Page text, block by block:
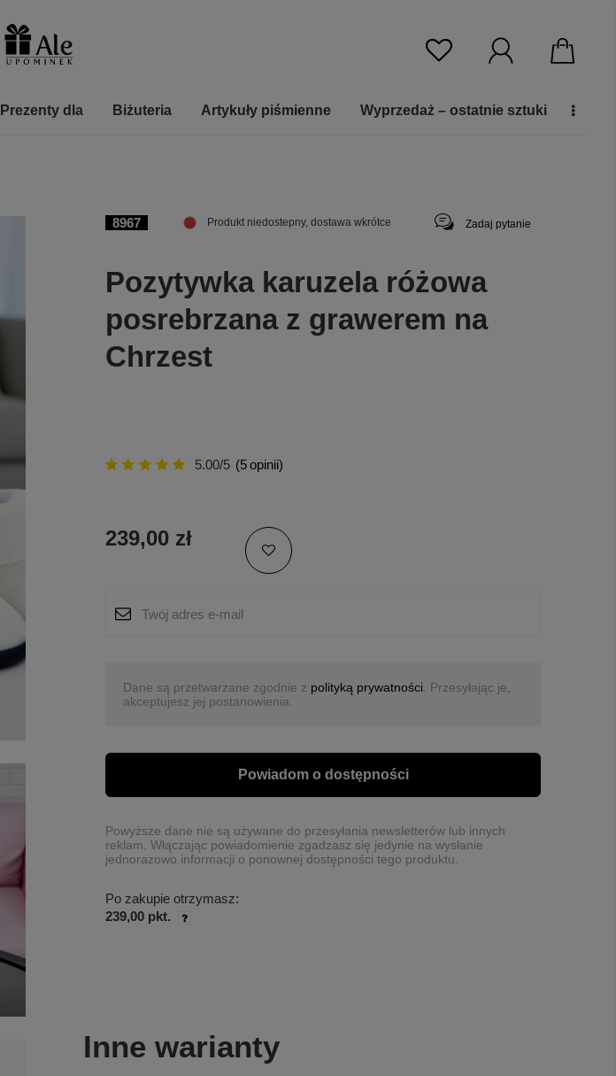
Prezenty dla Biżuteria Artykuły piśmienne Wyprzedaż – ostatnie sztuki
8967 Produkt niedostepny, dostawa wkrótce Zadaj pytanie
Pozytywka karuzela różowa
posrebrzana z grawerem na
Chrzest
5.00/5 (5opinii)
239,00 zł
Dane są przetwarzane zgodnie z polityką prywatności . Przesyłając je,
akceptujesz jej postanowienia.
Powiadom o dostępności
Powyższe dane nie są używane do przesyłania newsletterów lub innych
reklam. Włączając powiadomienie zgadzasz się jedynie na wysłanie
jednorazowo informacji o ponownej dostępności tego produktu.
Po zakupie otrzymasz:
239,00 pkt.
Inne warianty